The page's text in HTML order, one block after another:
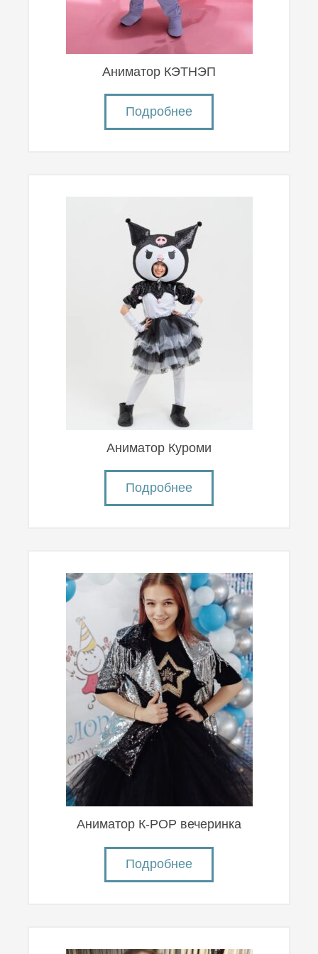
Аниматор КЭТНЭП
Подробнее
Аниматор Куроми
Подробнее
Аниматор К-POP вечеринка
Подробнее